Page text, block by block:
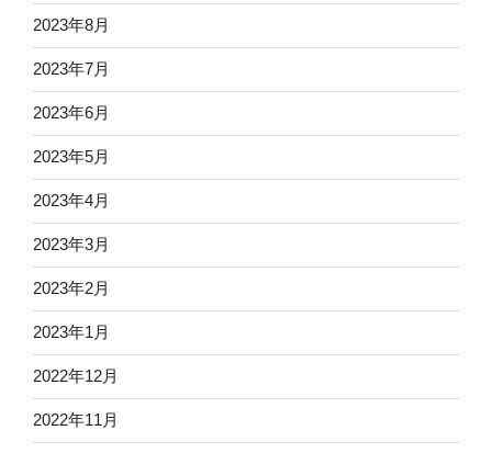
2023年8月
2023年7月
2023年6月
2023年5月
2023年4月
2023年3月
2023年2月
2023年1月
2022年12月
2022年11月